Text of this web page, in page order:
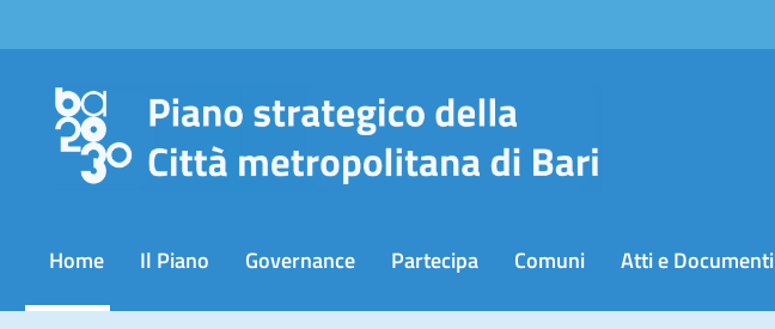
al
contenuto
Home Il Piano Governance Partecipa Comuni Atti e Documenti